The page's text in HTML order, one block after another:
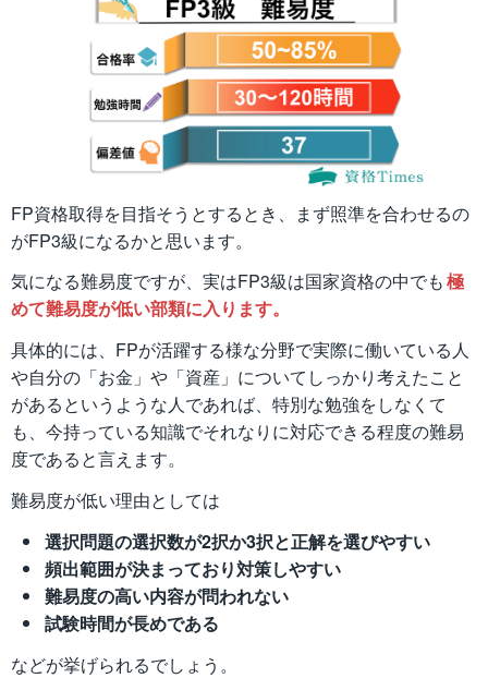
FP資格取得を目指そうとするとき、まず照準を合わせるの
がFP3級になるかと思います。
気になる難易度ですが、実はFP3級は国家資格の中でも極
めて難易度が低い部類に入ります。
具体的には、FPが活躍する様な分野で実際に働いている人
や自分の「お金」や「資産」についてしっかり考えたこと
があるというような人であれば、特別な勉強をしなくて
も、今持っている知識でそれなりに対応できる程度の難易
度であると言えます。
難易度が低い理由としては
選択問題の選択数が2択か3択と正解を選びやすい
頻出範囲が決まっており対策しやすい
難易度の高い内容が問われない
試験時間が長めである
などが挙げられるでしょう。